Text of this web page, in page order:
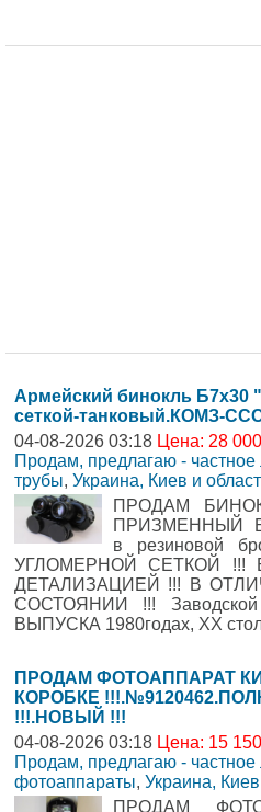
Армейский бинокль Б7х30
сеткой-танковый.КОМЗ-
04-08-2026 03:18 Цена: 28
Продам, предлагаю -
трубы, Украина, Киев и
ПРОДАМ
ПРИЗМЕННЫЙ
в резиновой
УГЛОМЕРНОЙ СЕТКОЙ !!!
ДЕТАЛИЗАЦИЕЙ !!! В
СОСТОЯНИИ !!!
ВЫПУСКА 1980годах, XX
ПРОДАМ ФОТОАППАРАТ
КОРОБКЕ
!!!.НОВЫЙ !!!
04-08-2026 03:18 Цена: 15
Продам, предлагаю -
фотоаппараты, Украина,
ПРОДАМ